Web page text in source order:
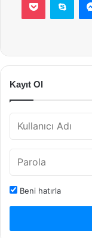
Kayıt Ol
Beni hatırla